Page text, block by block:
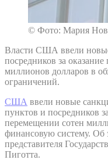
© Фото: Мария
Власти США ввели
посредников за
миллионов долларов в
ограничений.
США ввели новые
пунктов и посредников
перемещении сотен
финансовую систему. Об
представителя
Пиготта.